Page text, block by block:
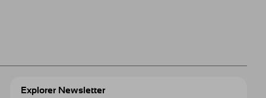
Explorer Newsletter